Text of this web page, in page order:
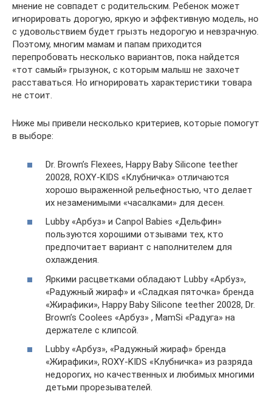
мнение не совпадет с родительским. Ребенок может
игнорировать дорогую, яркую и эффективную модель, но
с удовольствием будет грызть недорогую и невзрачную.
Поэтому, многим мамам и папам приходится
перепробовать несколько вариантов, пока найдется
«тот самый» грызунок, с которым малыш не захочет
расставаться. Но игнорировать характеристики товара
не стоит.
Ниже мы привели несколько критериев, которые помогут
в выборе:
Dr. Brown’s Flexees, Happy Baby Silicone teether
20028, ROXY-KIDS «Клубничка» отличаются
хорошо выраженной рельефностью, что делает
их незаменимыми «часалками» для десен.
Lubby «Арбуз» и Canpol Babies «Дельфин»
пользуются хорошими отзывами тех, кто
предпочитает вариант с наполнителем для
охлаждения.
Яркими расцветками обладают Lubby «Арбуз»,
«Радужный жираф» и «Сладкая пяточка» бренда
«Жирафики», Happy Baby Silicone teether 20028, Dr.
Brown’s Coolees «Арбуз» , MamSi «Радуга» на
держателе с клипсой.
Lubby «Арбуз», «Радужный жираф» бренда
«Жирафики», ROXY-KIDS «Клубничка» из разряда
недорогих, но качественных и любимых многими
детьми прорезывателей.